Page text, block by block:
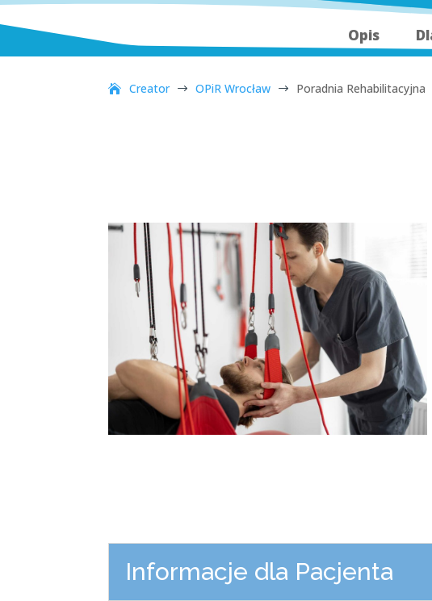
Opis
Creator $ OPiR Wrocław $ Poradnia Rehabilitacyjna
Informacje dla Pacjenta